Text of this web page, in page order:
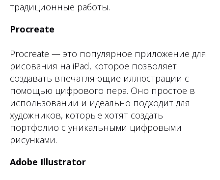
традиционные работы.
Procreate
Procreate — это популярное приложение для
рисования на iPad, которое позволяет
создавать впечатляющие иллюстрации с
помощью цифрового пера. Оно простое в
использовании и идеально подходит для
художников, которые хотят создать
портфолио с уникальными цифровыми
рисунками.
Adobe Illustrator